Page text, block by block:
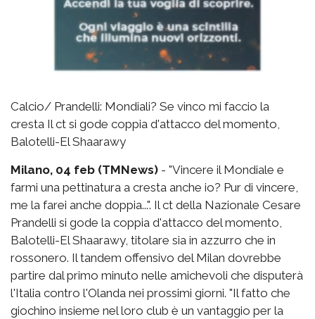
Calcio/ Prandelli: Mondiali? Se vinco mi faccio la
cresta Il ct si gode coppia d'attacco del momento,
Balotelli-El Shaarawy
Milano, 04 feb (TMNews) - "Vincere il Mondiale e
farmi una pettinatura a cresta anche io? Pur di vincere,
me la farei anche doppia...". Il ct della Nazionale Cesare
Prandelli si gode la coppia d'attacco del momento,
Balotelli-El Shaarawy, titolare sia in azzurro che in
rossonero. Il tandem offensivo del Milan dovrebbe
partire dal primo minuto nelle amichevoli che disputerà
l'Italia contro l'Olanda nei prossimi giorni. "Il fatto che
giochino insieme nel loro club è un vantaggio per la